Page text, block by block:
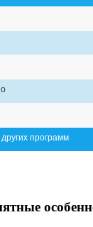
программ